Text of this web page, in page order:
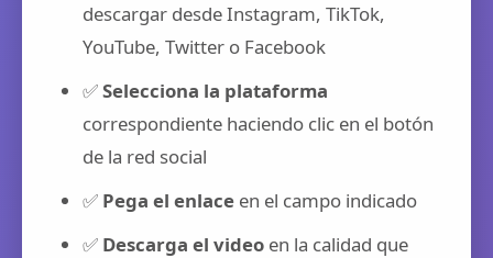
descargar desde Instagram, TikTok,
YouTube, Twitter o Facebook
✅Selecciona la plataforma
correspondiente haciendo clic en el botón
de la red social
✅ Pega el enlace en el campo indicado
✅ Descarga el video en la calidad que